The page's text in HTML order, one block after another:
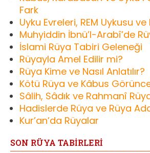
Fark
Uyku Evreleri, REM Uykusu
Muhyiddin İbnü’l-Arabî’de
İslami Rüya Tabiri Geleneği
Rüyayla Amel Edilir mi?
Rüya Kime ve Nasıl Anlatılır?
Kötü Rüya ve Kâbus Görünce
Sâlih, Sâdık ve Rahmanî
Hadislerde Rüya ve Rüya
Kur’an’da Rüyalar
SON RÜYA TABİRLERİ